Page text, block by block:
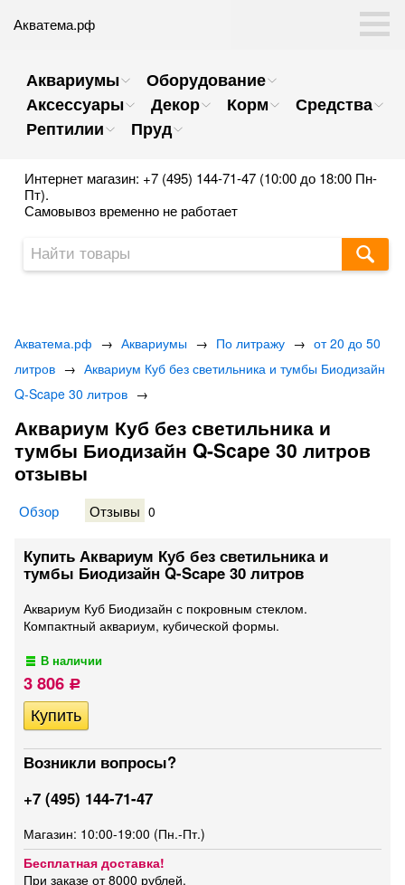
Акватема.рф
Аквариумы
Оборудование
Аксессуары
Декор Корм
Средства
Рептилии
Пруд
Интернет магазин: +7 (495) 144-71-47 (10:00 до 18:00 Пн-
Пт).
Самовывоз временно не работает
Акватема.рф → Аквариумы → По литражу → от 20 до 50
литров → Аквариум Куб без светильника и тумбы Биодизайн
Q-Scape 30 литров →
Аквариум Куб без светильника и
тумбы Биодизайн Q-Scape 30 литров
отзывы
Обзор Отзывы 0
Купить Аквариум Куб без светильника и
тумбы Биодизайн Q-Scape 30 литров
Аквариум Куб Биодизайн с покровным стеклом.
Компактный аквариум, кубической формы.
В наличии
3 806 Р
Возникли вопросы?
+7 (495) 144-71-47
Магазин: 10:00-19:00 (Пн.-Пт.)
Бесплатная доставка!
При заказе от 8000 рублей.